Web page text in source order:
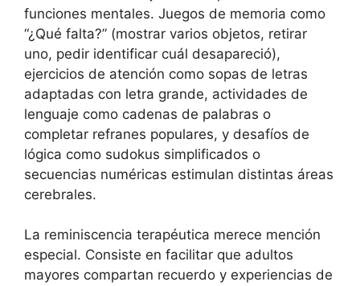
funciones mentales. Juegos de memoria como
“¿Qué falta?” (mostrar varios objetos, retirar
uno, pedir identificar cuál desapareció),
ejercicios de atención como sopas de letras
adaptadas con letra grande, actividades de
lenguaje como cadenas de palabras o
completar refranes populares, y desafíos de
lógica como sudokus simplificados o
secuencias numéricas estimulan distintas áreas
cerebrales.
La reminiscencia terapéutica merece mención
especial. Consiste en facilitar que adultos
mayores compartan recuerdo y experiencias de